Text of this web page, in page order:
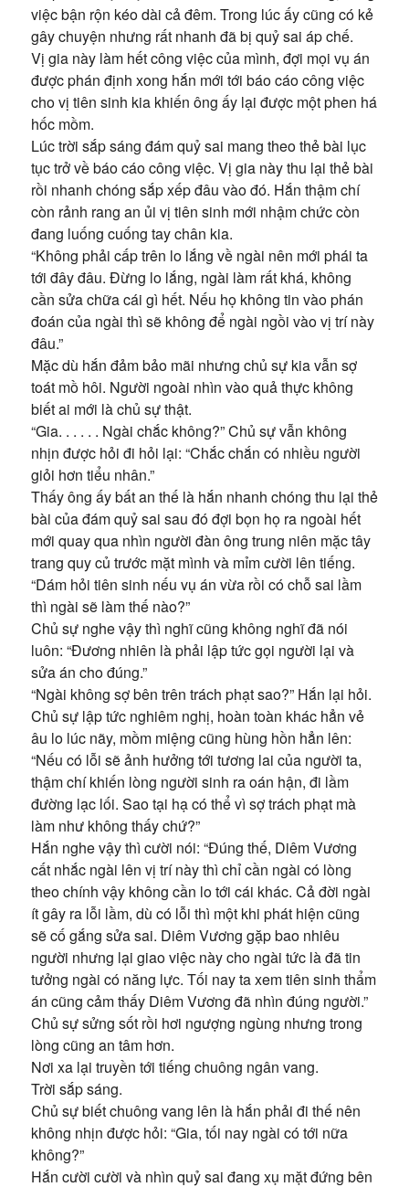
việc bận rộn kéo dài cả đêm. Trong lúc ấy cũng có kẻ
gây chuyện nhưng rất nhanh đã bị quỷ sai áp chế.
Vị gia này làm hết công việc của mình, đợi mọi vụ án
được phán định xong hắn mới tới báo cáo công việc
cho vị tiên sinh kia khiến ông ấy lại được một phen há
hốc mồm.
Lúc trời sắp sáng đám quỷ sai mang theo thẻ bài lục
tục trở về báo cáo công việc. Vị gia này thu lại thẻ bài
rồi nhanh chóng sắp xếp đâu vào đó. Hắn thậm chí
còn rảnh rang an ủi vị tiên sinh mới nhậm chức còn
đang luống cuống tay chân kia.
“Không phải cấp trên lo lắng về ngài nên mới phái ta
tới đây đâu. Đừng lo lắng, ngài làm rất khá, không
cần sửa chữa cái gì hết. Nếu họ không tin vào phán
đoán của ngài thì sẽ không để ngài ngồi vào vị trí này
đâu.”
Mặc dù hắn đảm bảo mãi nhưng chủ sự kia vẫn sợ
toát mồ hôi. Người ngoài nhìn vào quả thực không
biết ai mới là chủ sự thật.
“Gia. . . . . . Ngài chắc không?” Chủ sự vẫn không
nhịn được hỏi đi hỏi lại: “Chắc chắn có nhiều người
giỏi hơn tiểu nhân.”
Thấy ông ấy bất an thế là hắn nhanh chóng thu lại thẻ
bài của đám quỷ sai sau đó đợi bọn họ ra ngoài hết
mới quay qua nhìn người đàn ông trung niên mặc tây
trang quy củ trước mặt mình và mỉm cười lên tiếng.
“Dám hỏi tiên sinh nếu vụ án vừa rồi có chỗ sai lầm
thì ngài sẽ làm thế nào?”
Chủ sự nghe vậy thì nghĩ cũng không nghĩ đã nói
luôn: “Đương nhiên là phải lập tức gọi người lại và
sửa án cho đúng.”
“Ngài không sợ bên trên trách phạt sao?” Hắn lại hỏi.
Chủ sự lập tức nghiêm nghị, hoàn toàn khác hẳn vẻ
âu lo lúc nãy, mồm miệng cũng hùng hồn hẳn lên:
“Nếu có lỗi sẽ ảnh hưởng tới tương lai của người ta,
thậm chí khiến lòng người sinh ra oán hận, đi lầm
đường lạc lối. Sao tại hạ có thể vì sợ trách phạt mà
làm như không thấy chứ?”
Hắn nghe vậy thì cười nói: “Đúng thế, Diêm Vương
cất nhắc ngài lên vị trí này thì chỉ cần ngài có lòng
theo chính vậy không cần lo tới cái khác. Cả đời ngài
ít gây ra lỗi lầm, dù có lỗi thì một khi phát hiện cũng
sẽ cố gắng sửa sai. Diêm Vương gặp bao nhiêu
người nhưng lại giao việc này cho ngài tức là đã tin
tưởng ngài có năng lực. Tối nay ta xem tiên sinh thẩm
án cũng cảm thấy Diêm Vương đã nhìn đúng người.”
Chủ sự sửng sốt rồi hơi ngượng ngùng nhưng trong
lòng cũng an tâm hơn.
Nơi xa lại truyền tới tiếng chuông ngân vang.
Trời sắp sáng.
Chủ sự biết chuông vang lên là hắn phải đi thế nên
không nhịn được hỏi: “Gia, tối nay ngài có tới nữa
không?”
Hắn cười cười và nhìn quỷ sai đang xụ mặt đứng bên